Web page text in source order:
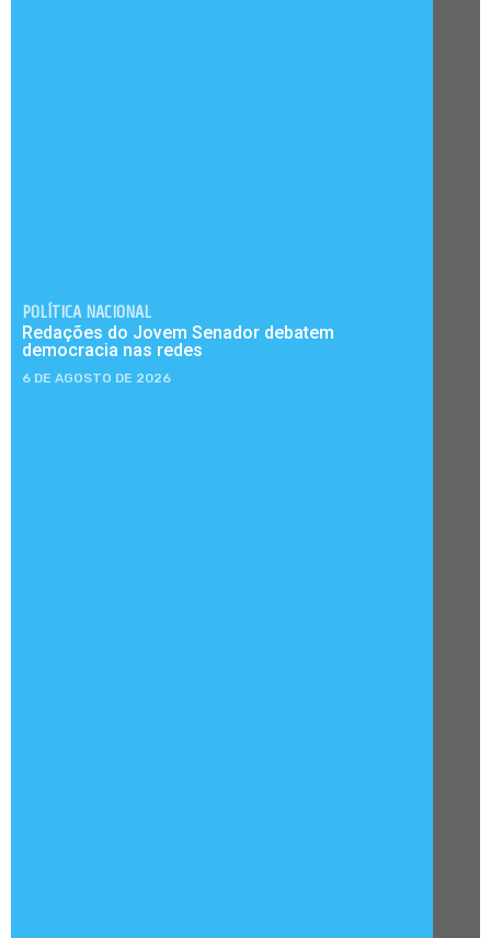
POLÍTICA NACIONAL
Redações do Jovem Senador debatem
democracia nas redes
6 DE AGOSTO DE 2026